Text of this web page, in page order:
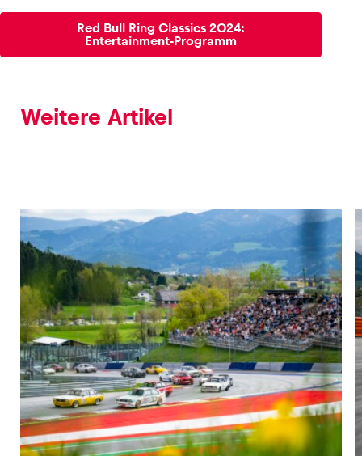
Red Bull Ring Classics 2024:
Entertainment-Programm
Weitere Artikel